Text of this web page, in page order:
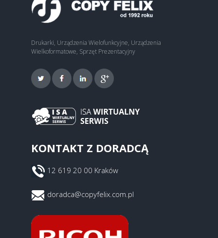
Drukarki, Urządzenia Wielofunkcyjne, Urządzenia
Wielkoformatowe, Sprzęt Prezentacyjny
KONTAKT Z DORADCĄ
12 619 20 00 Kraków
doradca@copyfelix.com.pl